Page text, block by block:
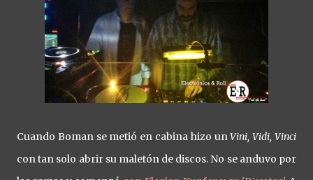
Cuando Boman se metió en cabina hizo unVini, Vidi, Vinci
con tan solo abrir su maletón de discos. No se anduvo por